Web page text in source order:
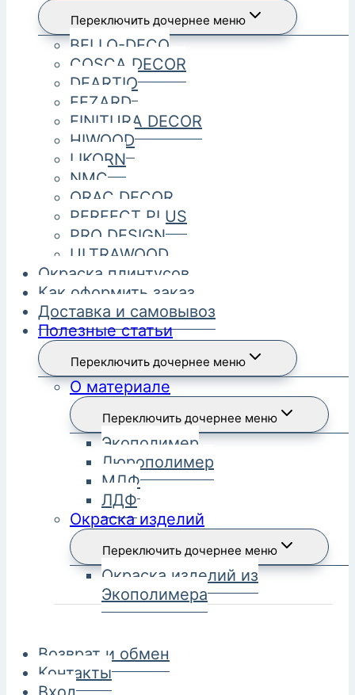
Переключить дочернее меню
BELLO-DECO
COSCA DECOR
DEARTIO
FEZARD
FINITURA DECOR
HIWOOD
LIKORN
NMC
ORAC DECOR
PERFECT PLUS
PRO DESIGN
ULTRAWOOD
Окраска плинтусов
Как оформить заказ
Доставка и самовывоз
Полезные статьи
Переключить дочернее меню
О материале
Переключить дочернее меню
Экополимер
Дюрополимер
МДФ
ЛДФ
Окраска изделий
Переключить дочернее меню
Окраска изделий из
Экополимера
Возврат и обмен
Контакты